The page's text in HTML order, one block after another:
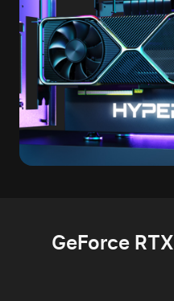
تقنيات المستقبل مع GeForce RTX